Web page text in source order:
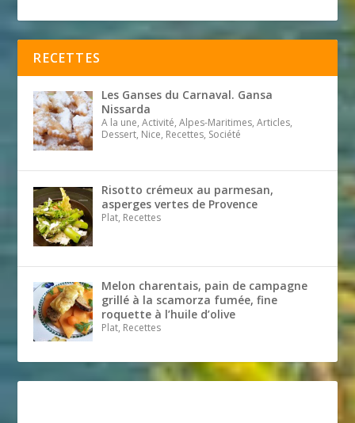
RECETTES
Les Ganses du Carnaval. Gansa
Nissarda
A la une, Activité, Alpes-Maritimes, Articles,
Dessert, Nice, Recettes, Société
Risotto crémeux au parmesan,
asperges vertes de Provence
Plat, Recettes
Melon charentais, pain de campagne
grillé à la scamorza fumée, fine
roquette à l’huile d’olive
Plat, Recettes